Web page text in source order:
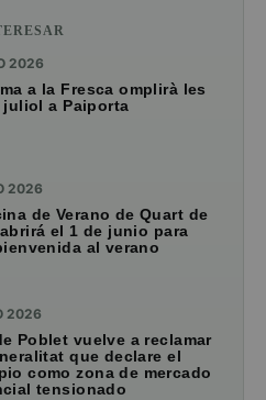
2026
a la Fresca omplirà les
a Paiporta
2026
de Verano de Quart de
el 1 de junio para
al verano
2026
Poblet vuelve a reclamar
que declare el
como zona de mercado
tensionado